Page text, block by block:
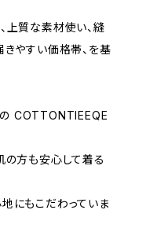
上質な素材使い、縫
きやすい価格帯、を基
の COTTONTIEEQE
の方も安心して着る
にもこだわっていま